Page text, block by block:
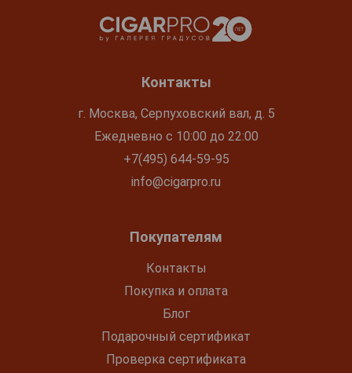
Контакты
г. Москва, Серпуховский вал, д. 5
Ежедневно с 10:00 до 22:00
+7(495) 644-59-95
info@cigarpro.ru
Покупателям
Контакты
Покупка и оплата
Блог
Подарочный сертификат
Проверка сертификата